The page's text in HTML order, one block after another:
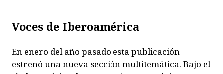
Voces de Iberoamérica
En enero del año pasado esta publicación
estrenó una nueva sección multitemática. Bajo el